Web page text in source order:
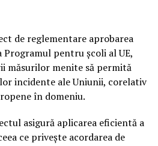
de reglementare aprobarea
pentru şcoli al UE,
măsurilor menite să permită
incidente ale Uniunii, corelativ
în domeniu.
asigură aplicarea eficientă a
ce priveşte acordarea de